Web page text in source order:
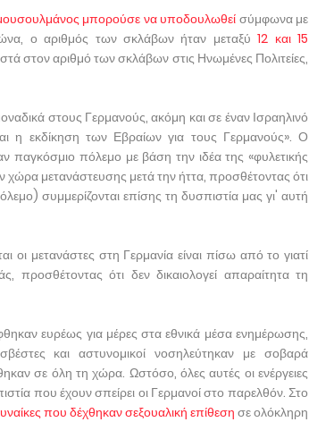
μπορούσε να υποδουλωθεί σύμφωνα με
ο αριθμός των σκλάβων ήταν μεταξύ12 και 15
στον αριθμό των σκλάβων στις Ηνωμένες Πολιτείες,
στους Γερμανούς, ακόμη και σε έναν Ισραηλινό
η εκδίκηση των Εβραίων για τους Γερμανούς». Ο
παγκόσμιο πόλεμο με βάση την ιδέα της «φυλετικής
χώρα μετανάστευσης μετά την ήττα, προσθέτοντας ότι
συμμερίζονται επίσης τη δυσπιστία μας γι' αυτή
μετανάστες στη Γερμανία είναι πίσω από το γιατί
ότι δεν δικαιολογεί απαραίτητα τη
ευρέως για μέρες στα εθνικά μέσα ενημέρωσης,
και αστυνομικοί νοσηλεύτηκαν με σοβαρά
σε όλη τη χώρα. Ωστόσο, όλες αυτές οι ενέργειες
που έχουν σπείρει οι Γερμανοί στο παρελθόν. Στο
που δέχθηκαν σεξουαλική επίθεση σε ολόκληρη